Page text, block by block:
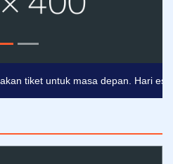
tiket untuk masa depan. Hari esok